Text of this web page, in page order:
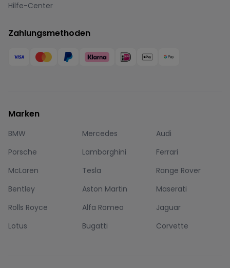
Hilfe-Center
Zahlungsmethoden
Marken
BMW Mercedes
Audi
Porsche
Lamborghini
Ferrari
McLaren
Tesla
Range Rover
Bentley
Aston Martin
Maserati
Rolls Royce
Alfa Romeo
Jaguar
Lotus
Bugatti Corvette